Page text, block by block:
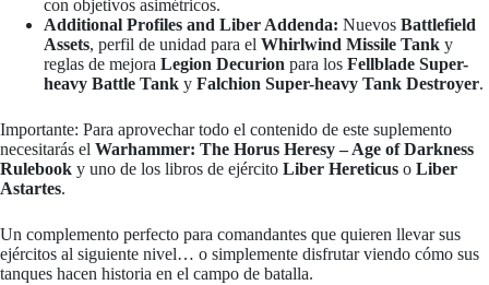
con objetivos asimétricos.
Additional Profiles and Liber Addenda: Nuevos Battlefield
Assets, perfil de unidad para el Whirlwind Missile Tank y
reglas de mejora Legion Decurion para los Fellblade Super-
heavy Battle Tank y Falchion Super-heavy Tank Destroyer.
Importante: Para aprovechar todo el contenido de este suplemento
necesitarás el Warhammer: The Horus Heresy – Age of Darkness
Rulebook y uno de los libros de ejército Liber Hereticus o Liber
Astartes.
Un complemento perfecto para comandantes que quieren llevar sus
ejércitos al siguiente nivel… o simplemente disfrutar viendo cómo sus
tanques hacen historia en el campo de batalla.